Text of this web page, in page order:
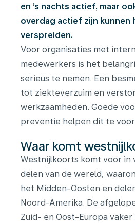
en ’s nachts actief, maar
overdag actief zijn kunnen
verspreiden.
Voor organisaties met
medewerkers is het
serieus te nemen. Een
tot ziekteverzuim en
werkzaamheden. Goede
preventie helpen dit te
Waar komt
Westnijlkoorts komt voor in
delen van de wereld,
het Midden-Oosten en
Noord-Amerika. De
Zuid- en Oost-Europa